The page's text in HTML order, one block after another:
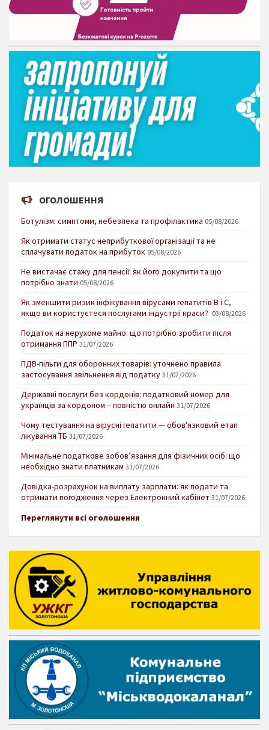
ОГОЛОШЕННЯ
Ботулізм: симптоми, небезпека та профілактика 05/08/2026
Як отримати статус неприбуткової організації та не
сплачувати податок на прибуток 05/08/2026
Не вистачає стажу для пенсії: як його докупити та що
потрібно знати 05/08/2026
Як зменшити ризик інфікування вірусами гепатитів В і С,
якщо ви користуєтеся послугами індустрії краси? 03/08/2026
Податок на нерухоме майно: що потрібно зробити після
отримання ППР 31/07/2026
ПДВ-пільги для оборонних товарів: уточнено правила
застосування звільнення від податку 31/07/2026
Державні послуги без кордонів: податковий номер для
українців за кордоном – повністю онлайн 31/07/2026
Чому тестування на вірусні гепатити — обов'язковий етап
лікування ТБ 31/07/2026
Мінімальне податкове зобов’язання для фізичних осіб: що
необхідно знати платникам 31/07/2026
Довідка-розрахунок на виплату зарплати: як подати та
отримати погодження через Електронний кабінет 31/07/2026
Переглянути всі оголошення